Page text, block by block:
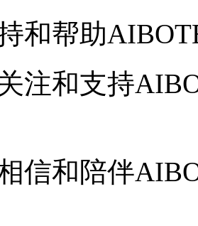
和帮助
注和支持
信和陪伴